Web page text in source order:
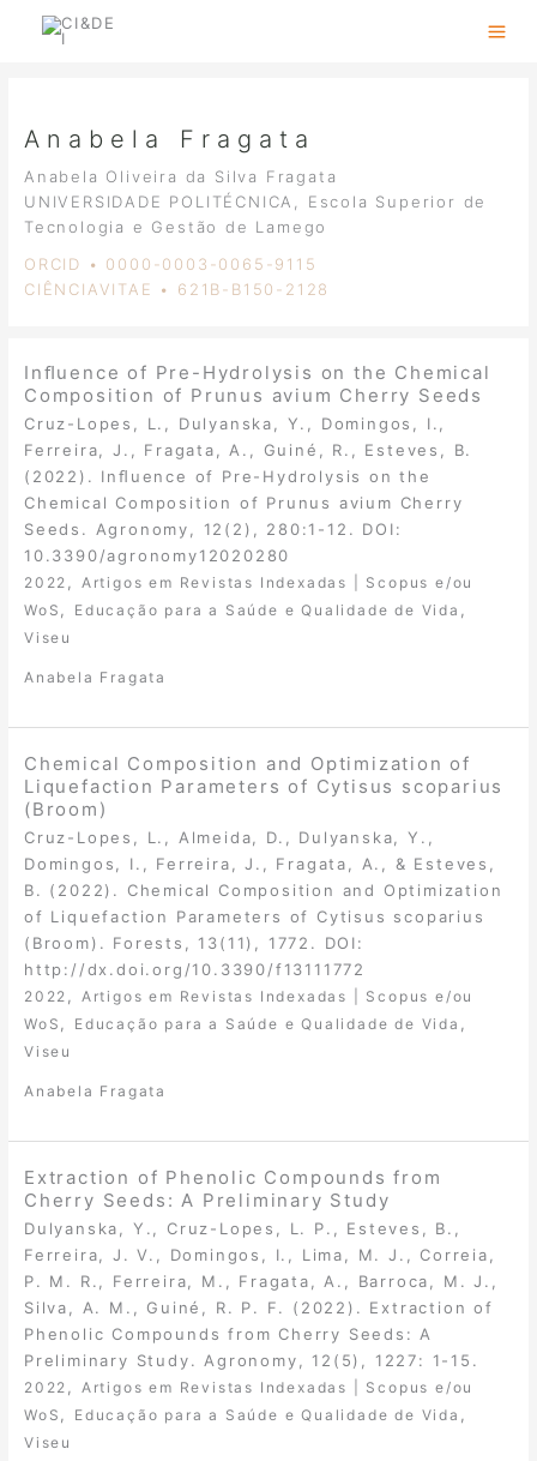
Anabela Fragata
Anabela Oliveira da Silva Fragata
UNIVERSIDADE POLITÉCNICA, Escola Superior de
Tecnologia e Gestão de Lamego
ORCID • 0000-0003-0065-9115
CIÊNCIAVITAE • 621B-B150-2128
Inﬂuence of Pre-Hydrolysis on the Chemical
Composition of Prunus avium Cherry Seeds
Cruz-Lopes, L., Dulyanska, Y., Domingos, I.,
Ferreira, J., Fragata, A., Guiné, R., Esteves, B.
(2022). Inﬂuence of Pre-Hydrolysis on the
Chemical Composition of Prunus avium Cherry
Seeds. Agronomy, 12(2), 280:1-12. DOI:
10.3390/agronomy12020280
2022
Artigos em Revistas Indexadas | Scopus e/ou
WoS
Educação para a Saúde e Qualidade de Vida
Viseu
Anabela Fragata
Chemical Composition and Optimization of
Liquefaction Parameters of Cytisus scoparius
(Broom)
Cruz-Lopes, L., Almeida, D., Dulyanska, Y.,
Domingos, I., Ferreira, J., Fragata, A., & Esteves,
B. (2022). Chemical Composition and Optimization
of Liquefaction Parameters of Cytisus scoparius
(Broom). Forests, 13(11), 1772. DOI:
http://dx.doi.org/10.3390/f13111772
2022
Artigos em Revistas Indexadas | Scopus e/ou
WoS
Educação para a Saúde e Qualidade de Vida
Viseu
Anabela Fragata
Extraction of Phenolic Compounds from
Cherry Seeds: A Preliminary Study
Dulyanska, Y., Cruz-Lopes, L. P., Esteves, B.,
Ferreira, J. V., Domingos, I., Lima, M. J., Correia,
P. M. R., Ferreira, M., Fragata, A., Barroca, M. J.,
Silva, A. M., Guiné, R. P. F. (2022). Extraction of
Phenolic Compounds from Cherry Seeds: A
Preliminary Study. Agronomy, 12(5), 1227: 1-15.
2022
Artigos em Revistas Indexadas | Scopus e/ou
WoS
Educação para a Saúde e Qualidade de Vida
Viseu